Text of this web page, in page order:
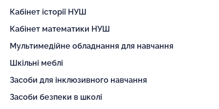
Кабінет історії НУШ
Кабінет математики НУШ
Мультимедійне обладнання для навчання
Шкільні меблі
Засоби для інклюзивного навчання
Засоби безпеки в школі